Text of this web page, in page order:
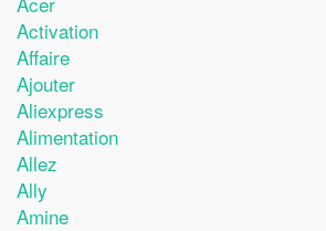
Activation
Affaire
Ajouter
Aliexpress
Alimentation
Allez
Ally
Amine